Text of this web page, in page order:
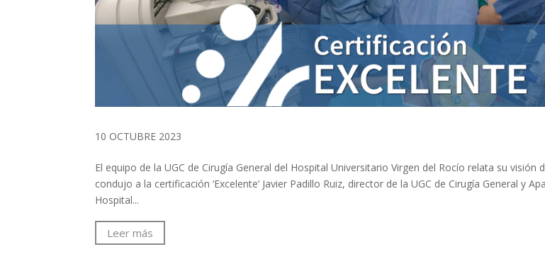
10 OCTUBRE 2023
El equipo de la UGC de Cirugía General del Hospital Universitario Virgen del Rocío relata su visión
condujo a la certificación ‘Excelente’ Javier Padillo Ruiz, director de la UGC de Cirugía General y
Hospital...
Leer más